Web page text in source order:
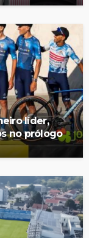
líder,
no prólogo